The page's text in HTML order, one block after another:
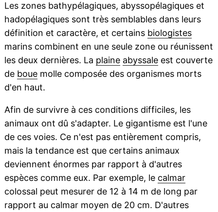
Les zones bathypélagiques, abyssopélagiques et
hadopélagiques sont très semblables dans leurs
définition et caractère, et certains biologistes
marins combinent en une seule zone ou réunissent
les deux dernières. La plaine abyssaleest couverte
de bouemolle composée des organismes morts
d'en haut.
Afin de survivre à ces conditions difficiles, les
animaux ont dû s'adapter. Le gigantisme est l'une
de ces voies. Ce n'est pas entièrement compris,
mais la tendance est que certains animaux
deviennent énormes par rapport à d'autres
espèces comme eux. Par exemple, le calmar
colossal peut mesurer de 12 à 14 m de long par
rapport au calmar moyen de 20 cm. D'autres